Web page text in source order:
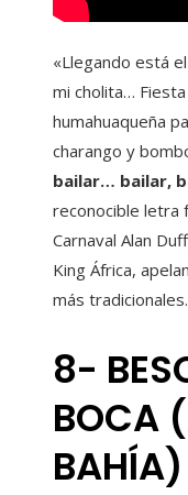
«Llegando está
mi cholita…
humahuaqueña
charango y
bailar… bailar,
reconocible letra
Carnaval Alan
King África,
más tradicionales.
8-
BOCA
BAHÍA)